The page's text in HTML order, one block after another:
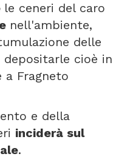
le ceneri del caro
nell'ambiente,
delle
depositarle cioè in
a Fragneto
e della
inciderà sul
.